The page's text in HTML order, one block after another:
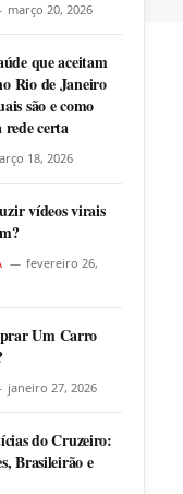
março 20, 2026
que aceitam
Rio de Janeiro
são e como
certa
18, 2026
vídeos virais
fevereiro 26,
Um Carro
janeiro 27, 2026
do Cruzeiro:
Brasileirão e